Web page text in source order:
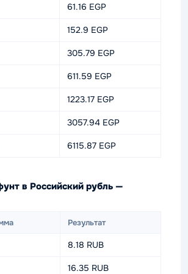
61.16 EGP
152.9 EGP
305.79 EGP
611.59 EGP
1223.17 EGP
3057.94 EGP
6115.87 EGP
в Российский рубль —
Результат
8.18 RUB
16.35 RUB